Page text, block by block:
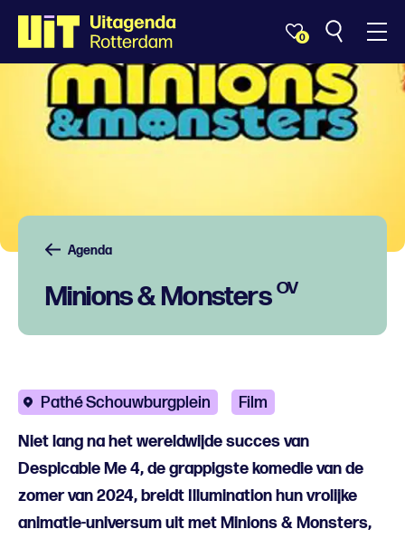
0
Agenda
Minions & Monsters OV
Pathé Schouwburgplein Film
Niet lang na het wereldwijde succes van
Despicable Me 4, de grappigste komedie van de
zomer van 2024, breidt Illumination hun vrolijke
animatie-universum uit met Minions & Monsters,